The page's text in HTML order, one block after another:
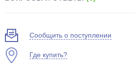
Сообщить о поступлении
Где купить?